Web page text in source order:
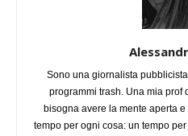
Sono una giornalista
programmi trash. Una mia prof
bisogna avere la mente aperta
tempo per ogni cosa: un tempo